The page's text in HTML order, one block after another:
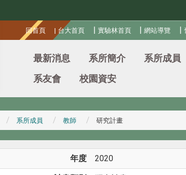
回首頁 | 台大首頁 | 實驗林首頁 |網站導覽 |
最新消息 系所簡介 系所成員
系友會
校園資安
系所成員 教師 研究計畫
年度 2020